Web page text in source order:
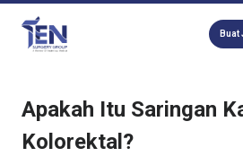
Buat
Apakah Itu Saringan
Kolorektal?